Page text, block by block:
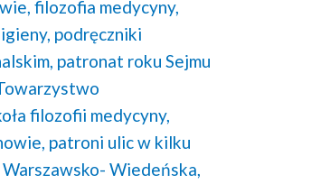
filozofia medycyny,
podręczniki
patronat roku Sejmu
filozofii medycyny,
patroni ulic w kilku
Wiedeńska,